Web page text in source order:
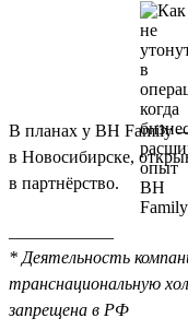
В планах у BH Family
в Новосибирске,
в партнёрство.
* Деятельность
транснациональную
запрещена в РФ